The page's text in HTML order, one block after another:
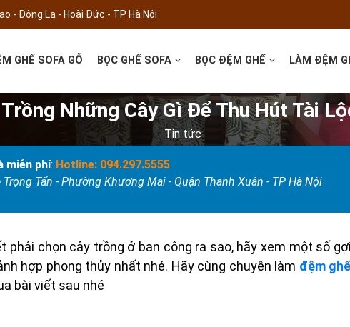
- Đông La - Hoài Đức - TP Hà Nội
GHẾ SOFA GỖ BỌC GHẾ SOFA BỌC ĐỆM GHẾ LÀM ĐỆM
Những Cây Gì Để Thu Hút Tài
Tin tức
miễn phí: Hotline: 094.297.5555
Tấn - Phường Khương Mai - Quận Thanh Xuân - TP Hà Nội
phải chọn cây trồng ở ban công ra sao, hãy xem một số
hợp phong thủy nhất nhé. Hãy cùng chuyên làm đệm
bài viết sau nhé